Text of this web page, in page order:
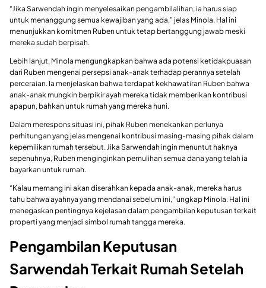
“Jika Sarwendah ingin menyelesaikan pengambilalihan, ia harus siap
untuk menanggung semua kewajiban yang ada,” jelas Minola. Hal ini
menunjukkan komitmen Ruben untuk tetap bertanggung jawab meski
mereka sudah berpisah.
Lebih lanjut, Minola mengungkapkan bahwa ada potensi ketidakpuasan
dari Ruben mengenai persepsi anak-anak terhadap perannya setelah
perceraian. Ia menjelaskan bahwa terdapat kekhawatiran Ruben bahwa
anak-anak mungkin berpikir ayah mereka tidak memberikan kontribusi
apapun, bahkan untuk rumah yang mereka huni.
Dalam merespons situasi ini, pihak Ruben menekankan perlunya
perhitungan yang jelas mengenai kontribusi masing-masing pihak dalam
kepemilikan rumah tersebut. Jika Sarwendah ingin menuntut haknya
sepenuhnya, Ruben menginginkan pemulihan semua dana yang telah ia
bayarkan untuk rumah.
“Kalau memang ini akan diserahkan kepada anak-anak, mereka harus
tahu bahwa ayahnya yang mendanai sebelum ini,” ungkap Minola. Hal ini
menegaskan pentingnya kejelasan dalam pengambilan keputusan terkait
properti yang menjadi simbol rumah tangga mereka.
Pengambilan Keputusan
Sarwendah Terkait Rumah Setelah